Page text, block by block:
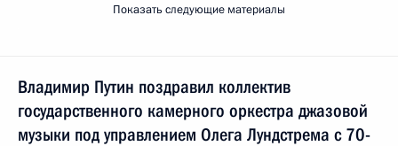
Показать следующие материалы
Владимир Путин поздравил коллектив
государственного камерного оркестра джазовой
музыки под управлением Олега Лундстрема с 70-